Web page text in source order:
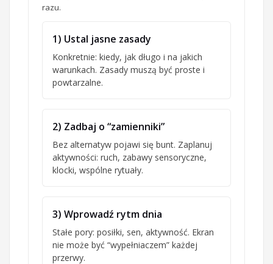
razu.
1) Ustal jasne zasady
Konkretnie: kiedy, jak długo i na jakich
warunkach. Zasady muszą być proste i
powtarzalne.
2) Zadbaj o “zamienniki”
Bez alternatyw pojawi się bunt. Zaplanuj
aktywności: ruch, zabawy sensoryczne,
klocki, wspólne rytuały.
3) Wprowadź rytm dnia
Stałe pory: posiłki, sen, aktywność. Ekran
nie może być “wypełniaczem” każdej
przerwy.